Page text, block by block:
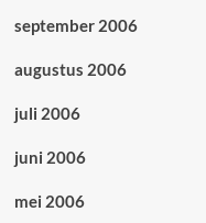
september 2006
augustus 2006
juli 2006
juni 2006
mei 2006